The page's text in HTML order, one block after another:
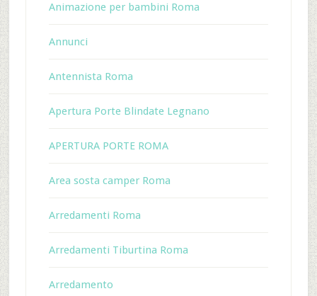
Animazione per bambini Roma
Annunci
Antennista Roma
Apertura Porte Blindate Legnano
APERTURA PORTE ROMA
Area sosta camper Roma
Arredamenti Roma
Arredamenti Tiburtina Roma
Arredamento